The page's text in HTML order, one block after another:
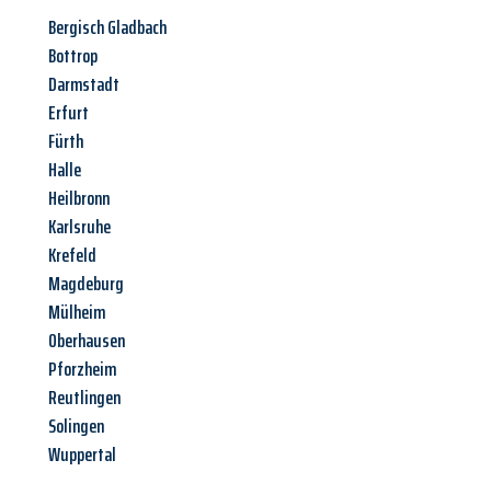
Bergisch Gladbach
Bottrop
Darmstadt
Erfurt
Fürth
Halle
Heilbronn
Karlsruhe
Krefeld
Magdeburg
Mülheim
Oberhausen
Pforzheim
Reutlingen
Solingen
Wuppertal